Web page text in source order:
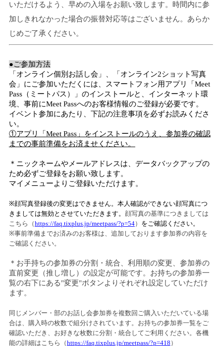
いただけるよう、早めの入場をお願い致します。時間内に参
加しきれなかった場合の振替対応等はございません。あらか
じめご了承ください。
●ご参加方法
「オンライン個別お話し会」、「オンライン2ショット写真
会」にご参加いただくには、スマートフォン用アプリ「 Meet
Pass（ミートパス）」のインストールと、インターネット環
境、事前にMeet Passへのお客様情報のご登録が必要です。
イベント参加にあたり、下記の注意事項を必ずお読みくださ
い。
①アプリ「 Meet Pass」をインストールのうえ、参加券の確認
までの事前準備をお済ませください。
＊ニックネームやメールアドレスは、データバックアップの
ため必ずご登録をお願い致します。
マイメニューよりご登録いただけます。
※顔写真登録後の変更はできません。本人確認ができない顔写真につ
きましては無効とさせていただきます。 顔写真の基準につきましては
こちら（https://faq.tixplus.jp/meetpass/?p=54） をご確認ください。
※事前準備までお済みのお客様は、追加しております参加券の内容を
ご確認ください。
＊お手持ちの参加券の分割・統合、利用順の変更、参加券の
直前変更（推し増し）の設定が可能です。お持ちの参加券一
覧の右下にある"変更"ボタンよりそれぞれ設定していただけ
ます。
同じメンバー・部のお話し会参加券を複数回ご購入いただいている場
合は、購入時の枚数で組分けされています。お持ちの参加券一覧をご
確認いただき、お好きな枚数に分割・統合してご利用ください。各機
能の詳細はこちら（https://faq.tixplus.jp/meetpass/?p=418 ）